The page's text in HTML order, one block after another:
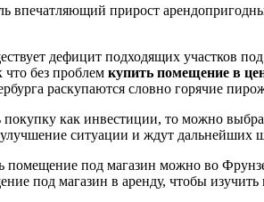
впечатляющий прирост
дефицит подходящих участков
что без проблем купить помещение в
раскупаются словно горячие
покупку как инвестиции, то можно
ситуации и ждут дальнейших
помещение под магазин можно во
под магазин в аренду, чтобы